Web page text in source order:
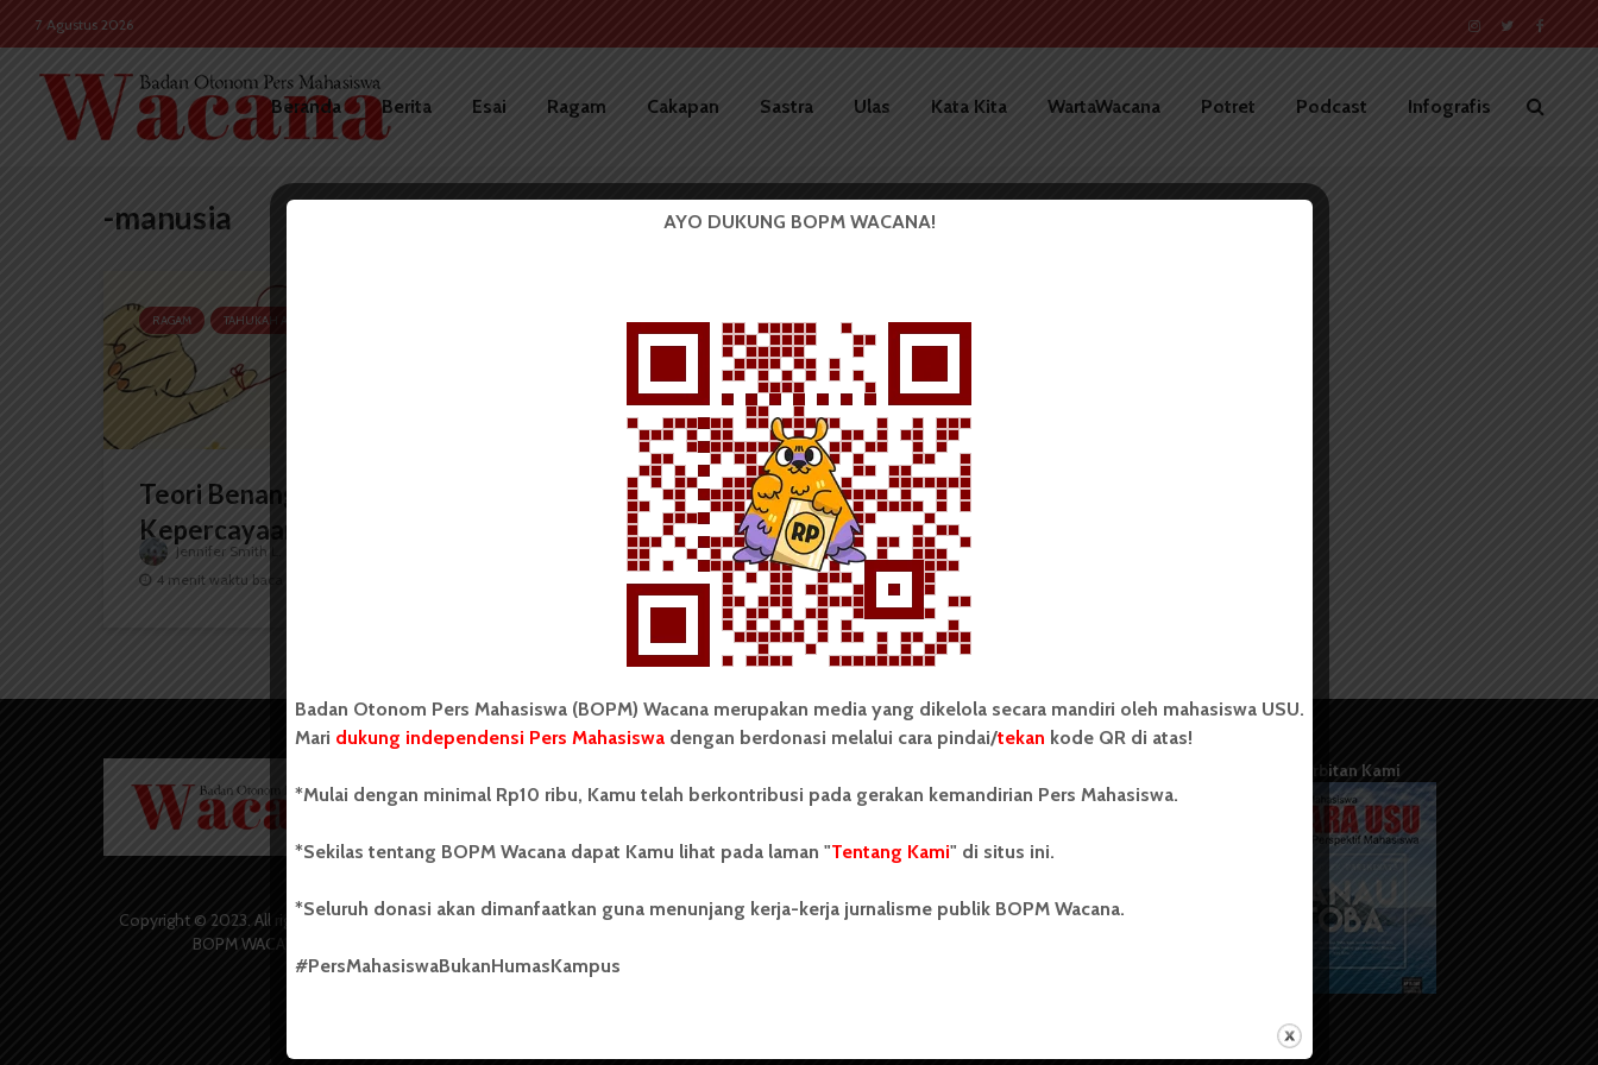
7 Agustus 2026
Beranda Berita Esai Ragam Cakapan Sastra Ulas Kata Kita WartaWacana Potret Podcast Infografis
-manusia
RAGAM TAHUKAH ANDA
Teori Benang Merah:
Kepercayaan Takdir yang...
Jennifer Smith L. Tobing
4 menit waktu baca
Copyright © 2023. All rights reserved
BOPM WACANA.
Wacana merupakan pers mahasiswa
secara mandiri oleh mahasiswa
Universitas Sumatera Utara (USU).
salah satu Unit Kegiatan Mahasiswa
dengan nama Pers Mahasiswa SUARA
USU yang berdiri pada 1 Juli 1995.
Info Iklan
Pedoman Media Siber
Terbitan Kami
AYO DUKUNG BOPM WACANA!
Badan Otonom Pers Mahasiswa (BOPM) Wacana merupakan media yang dikelola secara mandiri oleh mahasiswa USU.
Mari dukung independensi Pers Mahasiswadengan berdonasi melalui cara pindai/tekan kode QR di atas!
*Mulai dengan minimal Rp10 ribu, Kamu telah berkontribusi pada gerakan kemandirian Pers Mahasiswa.
*Sekilas tentang BOPM Wacana dapat Kamu lihat pada laman "Tentang Kami" di situs ini.
*Seluruh donasi akan dimanfaatkan guna menunjang kerja-kerja jurnalisme publik BOPM Wacana.
#PersMahasiswaBukanHumasKampus